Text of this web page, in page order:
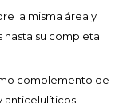
la misma área y
hasta su completa
complemento de